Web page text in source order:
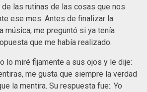
las rutinas de las cosas que nos
ese mes. Antes de finalizar la
música, me preguntó si ya tenía
que me había realizado.
lo miré fijamente a sus ojos y le dije:
me gusta que siempre la verdad
la mentira. Su respuesta fue:. Yo